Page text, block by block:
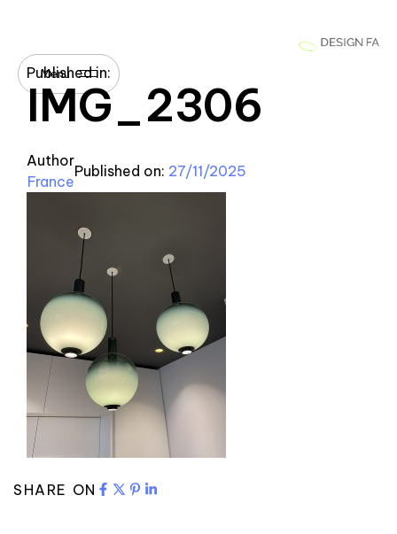
Menu
Published in:
IMG_2306
Author
France
Published on: 27/11/2025
SHARE ON